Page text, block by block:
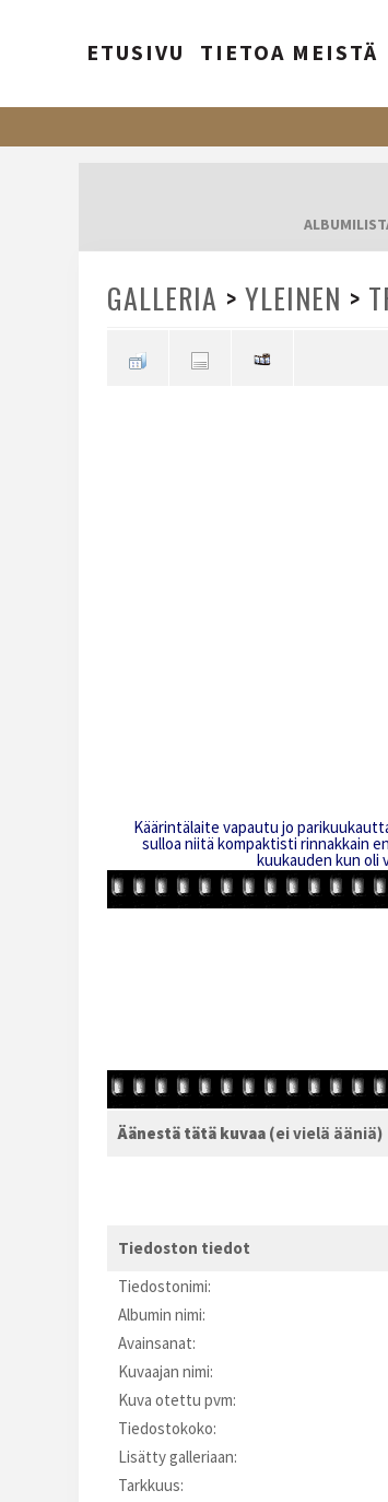
ETUSIVU TIETOA MEISTÄ
GALLERIA > YLEINEN >
Käärintälaite vapautu jo
sulloa niitä kompaktisti rinnakkain
kuukauden kun oli
Äänestä tätä kuvaa (ei vielä ääniä)
Tiedoston tiedot
Tiedostonimi:
Albumin nimi:
Avainsanat:
Kuvaajan nimi:
Kuva otettu pvm:
Tiedostokoko:
Lisätty galleriaan:
Tarkkuus: